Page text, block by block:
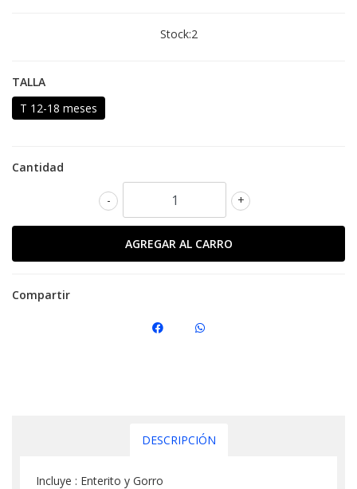
Stock:2
TALLA
T 12-18 meses
Cantidad
+
-
Compartir
DESCRIPCIÓN
Incluye : Enterito y Gorro